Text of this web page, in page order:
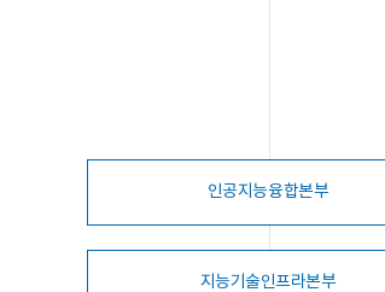
인공지능융합본부
지능기술인프라본부